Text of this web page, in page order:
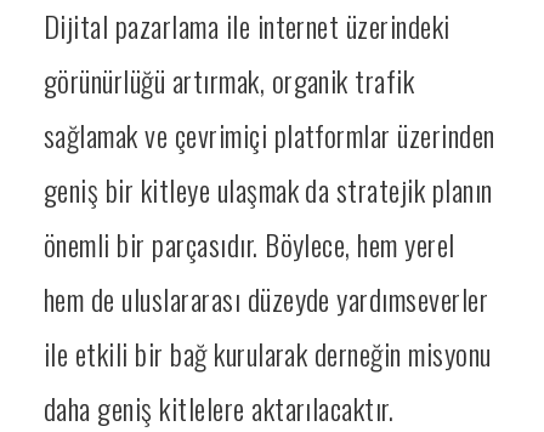
Dijital pazarlama ile internet üzerindeki
görünürlüğü artırmak, organik trafik
sağlamak ve çevrimiçi platformlar üzerinden
geniş bir kitleye ulaşmak da stratejik planın
önemli bir parçasıdır. Böylece, hem yerel
hem de uluslararası düzeyde yardımseverler
ile etkili bir bağ kurularak derneğin misyonu
daha geniş kitlelere aktarılacaktır.